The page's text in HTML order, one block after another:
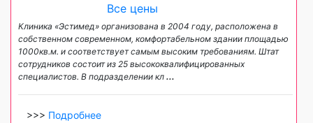
Все цены
Клиника «Эстимед» организована в 2004 году, расположена в
собственном современном, комфортабельном здании площадью
1000кв.м. и соответствует самым высоким требованиям. Штат
сотрудников состоит из 25 высококвалифицированных
специалистов. В подразделении кл ...
>>> Подробнее